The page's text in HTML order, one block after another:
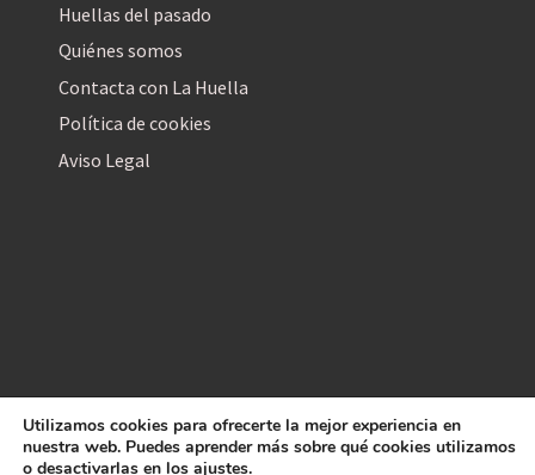
Huellas del pasado
Quiénes somos
Contacta con La Huella
Política de cookies
Aviso Legal
© 2026La Huella Digital– Todos los derechos reservados
Utilizamos cookies para ofrecerte la mejor experiencia en
nuestra web. Puedes aprender más sobre qué cookies utilizamos
o desactivarlas en los ajustes.